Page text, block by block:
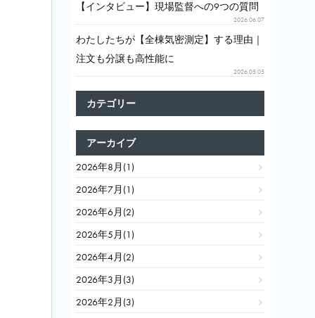
【インタビュー】現場監督への9つの質問
2026.06.07
わたしたちが【全棟気密測定】する理由｜
注文も分譲も高性能に
2026.05.05
カテゴリー
アーカイブ
2026年8月(1)
2026年7月(1)
2026年6月(2)
2026年5月(1)
2026年4月(2)
2026年3月(3)
2026年2月(3)